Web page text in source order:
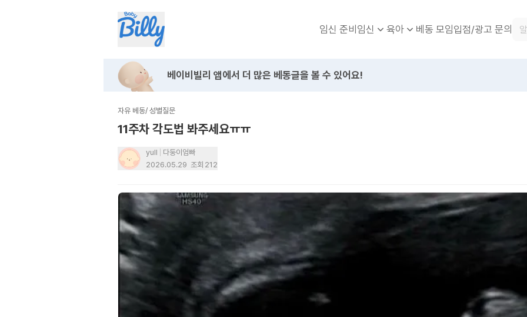
임신 준비임신 육아 베동 모임입점/광고 문의
베이비빌리 앱에서 더 많은 베동글을 볼 수 있어요!
자유 베동/ 성별질문
11주차 각도법 봐주세요ㅠㅠ
yull
다둥이엄빠
2026.05.29 조회 212